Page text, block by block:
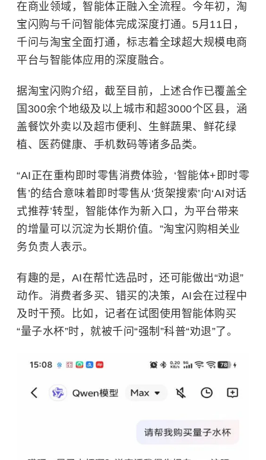
在商业领域，智能体正融入全流程。今年初，淘
宝闪购与千问智能体完成深度打通。5月11日，
千问与淘宝全面打通‌，标志着全球超大规模电商
平台与智能体应用的深度融合。 ‌‌
据淘宝闪购介绍，截至目前，上述合作已覆盖全
国300余个地级及以上城市和超3000个区县，涵
盖餐饮外卖以及超市便利、生鲜蔬果、鲜花绿
植、医药健康、手机数码等诸多品类。
“AI正在重构即时零售消费体验，‘智能体+即时零
售’的结合意味着即时零售从‘货架搜索’向‘AI对话
式推荐’转型，智能体作为新入口，为平台带来
的增量可以沉淀为长期价值。”淘宝闪购相关业
务负责人表示。
有趣的是，AI在帮忙选品时，还可能做出“劝退”
动作。消费者多买、错买的决策，AI会在过程中
及时干预。比如，记者在试图使用智能体购买
“量子水杯”时，就被千问“强制”科普“劝退”了。